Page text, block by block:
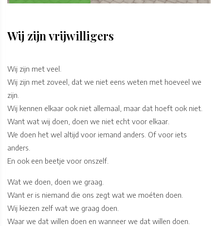
Wij zijn vrijwilligers
Wij zijn met veel.
Wij zijn met zoveel, dat we niet eens weten met hoeveel we
zijn.
Wij kennen elkaar ook niet allemaal, maar dat hoeft ook niet.
Want wat wij doen, doen we niet echt voor elkaar.
We doen het wel altijd voor iemand anders. Of voor iets
anders.
En ook een beetje voor onszelf.
Wat we doen, doen we graag.
Want er is niemand die ons zegt wat we moéten doen.
Wij kiezen zelf wat we graag doen.
Waar we dat willen doen en wanneer we dat willen doen.